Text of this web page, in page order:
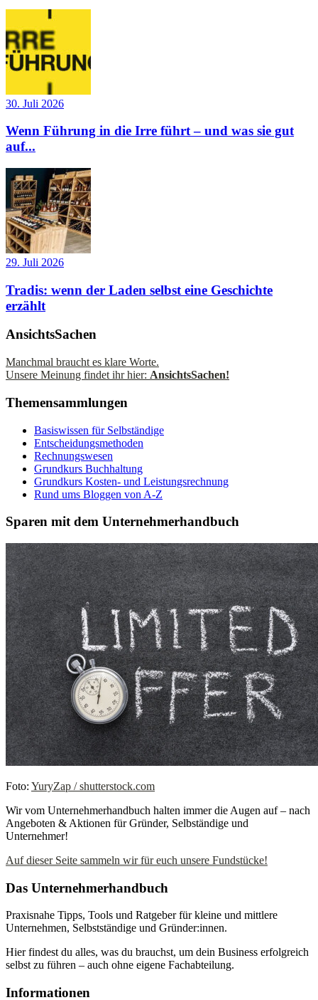
30. Juli 2026
Wenn Führung in die Irre führt – und was sie gut
auf...
29. Juli 2026
Tradis: wenn der Laden selbst eine Geschichte
erzählt
AnsichtsSachen
Manchmal braucht es klare Worte.
Unsere Meinung findet ihr hier: AnsichtsSachen!
Themensammlungen
Basiswissen für Selbständige
Entscheidungsmethoden
Rechnungswesen
Grundkurs Buchhaltung
Grundkurs Kosten- und Leistungsrechnung
Rund ums Bloggen von A-Z
Sparen mit dem Unternehmerhandbuch
Foto: YuryZap / shutterstock.com
Wir vom Unternehmerhandbuch halten immer die Augen auf – nach
Angeboten & Aktionen für Gründer, Selbständige und
Unternehmer!
Auf dieser Seite sammeln wir für euch unsere Fundstücke!
Das Unternehmerhandbuch
Praxisnahe Tipps, Tools und Ratgeber für kleine und mittlere
Unternehmen, Selbstständige und Gründer:innen.
Hier findest du alles, was du brauchst, um dein Business erfolgreich
selbst zu führen – auch ohne eigene Fachabteilung.
Informationen